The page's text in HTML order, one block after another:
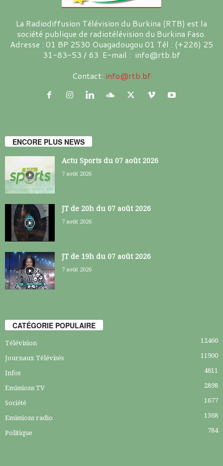
La Radiodiffusion Télévision du Burkina (RTB) est la
société publique de radiotélévision du Burkina Faso.
Adresse : 01 BP 2530 Ouagadougou 01 Tél : (+226) 25
31-83-53 / 63 E-mail : info@rtb.bf
Contact: info@rtb.bf
ENCORE PLUS NEWS
Actu Sports du 07 août 2026
7 août 2026
JT de 20h du 07 août 2026
7 août 2026
JT de 19h du 07 août 2026
7 août 2026
CATÉGORIE POPULAIRE
Télévision 12466
Journaux Télévisés 11900
Infos 4811
Emissions TV 2898
Société 1677
Emissions radio 1368
Politique 784